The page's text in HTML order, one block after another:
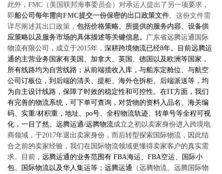
此外，FMC（美国联邦海事委员会）对承运人提出了另一项要求，
即船公司每年需向FMC提交一份保密的出口政策文件。这份文件需
详尽阐述其出口政策， 包括价格策略、所提供的服务内容、设备供
应策略以及服务市场的具体描述等关键信息。
广东省远腾运通国际
物流有限公司，成立于2015年， 深耕跨境物流已经8年。目前远腾运
通的主营业务国家有美国、加拿大、英国、德国以及欧洲等国家，
所有线路均为自营线路；从前端揽收入库，与船东定舱位、与航空
公司订板位，到后端的清关、提柜、海外仓拆柜、后端派送等，均
为自主设计线路，保障了时效的稳定性和可控性。 在IT方面，我们
有完善的物流系统，可下单可查询，对货物的资料入品名、海关编
码、实重/材积重，地址、po号、全程物流轨迹、转单号等全程可视
化，一目了然。 远腾运通/远腾物流成立之初以卖家身份进入跨境电
商领域，于2017年退出卖家身份，而后转型探索国际物流，因此结
合之前的卖家经验，我们在国际物流领域更懂得卖家客户的真实需
求。目前， 远腾运通的业务范围有 FBA海运、FBA空运、国际小
包、国际物流以及华人集运等；远腾运通
（远腾物流、远腾国际物